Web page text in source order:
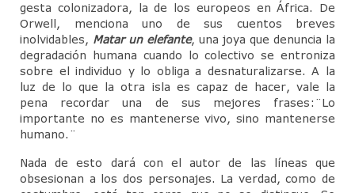
gesta colonizadora, la de los europeos en África. De
Orwell, menciona uno de sus cuentos breves
inolvidables, Matar un elefante, una joya que denuncia la
degradación humana cuando lo colectivo se entroniza
sobre el individuo y lo obliga a desnaturalizarse. A la
luz de lo que la otra isla es capaz de hacer, vale la
pena recordar una de sus mejores frases:¨Lo
importante no es mantenerse vivo, sino mantenerse
humano.¨
Nada de esto dará con el autor de las líneas que
obsesionan a los dos personajes. La verdad, como de